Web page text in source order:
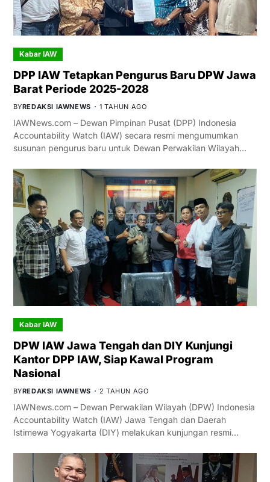
Kabar IAW
DPP IAW Tetapkan Pengurus Baru DPW Jawa
Barat Periode 2025-2028
BYREDAKSI IAWNEWS 1 TAHUN AGO
IAWNews.com – Dewan Pimpinan Pusat (DPP) Indonesia
Accountability Watch (IAW) secara resmi mengumumkan
susunan pengurus baru untuk Dewan Perwakilan Wilayah…
Kabar IAW
DPW IAW Jawa Tengah dan DIY Kunjungi
Kantor DPP IAW, Siap Kawal Program
Nasional
BYREDAKSI IAWNEWS 2 TAHUN AGO
IAWNews.com – Dewan Perwakilan Wilayah (DPW) Indonesia
Accountability Watch (IAW) Jawa Tengah dan Daerah
Istimewa Yogyakarta (DIY) melakukan kunjungan resmi…